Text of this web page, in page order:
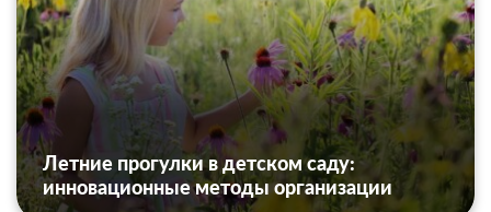
Летние прогулки в детском саду:
инновационные методы организации